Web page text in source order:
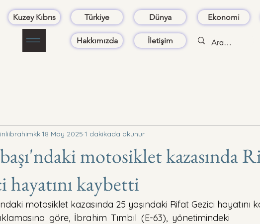
Kuzey Kıbrıs Türkiye
Hakkımızda
Dünya
İletişim
Ekonomi
motosiklet kazasında
hayatını kaybetti
18 May 2025 1 dakikada okunur
motosiklet kazasında 25 yaşındaki Rifat Gezici hayatını
göre, İbrahim Tımbıl (E-63), yönetimindeki